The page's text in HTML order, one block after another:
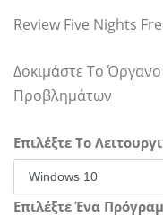
Review Five Nights
Δοκιμάστε Το
Προβλημάτων
Επιλέξτε Το
Επιλέξτε Ένα